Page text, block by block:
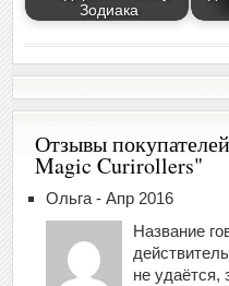
Зодиака
Отзывы
Magic Curirollers"
Ольга - Апр 2016
Название
не удаётся,